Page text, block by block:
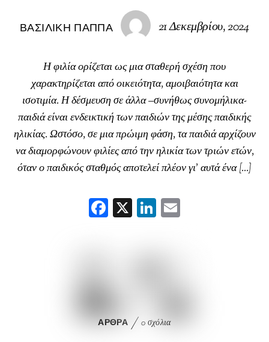
ΒΑΣΙΛΙΚΉ ΠΑΠΠΆ 21 Δεκεμβρίου, 2024
Η φιλία ορίζεται ως μια σταθερή σχέση που
χαρακτηρίζεται από οικειότητα, αμοιβαιότητα και
ισοτιμία. Η δέσμευση σε άλλα –συνήθως συνομήλικα-
παιδιά είναι ενδεικτική των παιδιών της μέσης παιδικής
ηλικίας. Ωστόσο, σε μια πρώιμη φάση, τα παιδιά αρχίζουν
να διαμορφώνουν φιλίες από την ηλικία των τριών ετών,
όταν ο παιδικός σταθμός αποτελεί πλέον γι’ αυτά ένα […]
F
ac
X Li
nk
ΆΡΘΡΑ 0 σχόλια